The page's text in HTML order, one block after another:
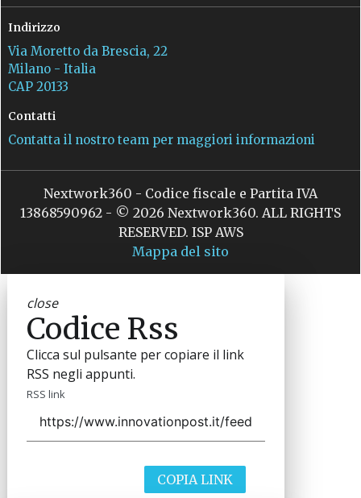
Indirizzo
Via Moretto da Brescia, 22
Milano - Italia
CAP 20133
Contatti
Contatta il nostro team per maggiori informazioni
Nextwork360 - Codice fiscale e Partita IVA
13868590962 - © 2026 Nextwork360. ALL RIGHTS
RESERVED. ISP AWS
Mappa del sito
close
Codice Rss
Clicca sul pulsante per copiare il link
RSS negli appunti.
RSS link
COPIA LINK